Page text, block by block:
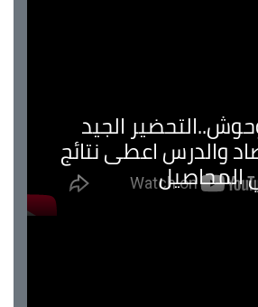
الجيد
والدرس اعطى نتائج